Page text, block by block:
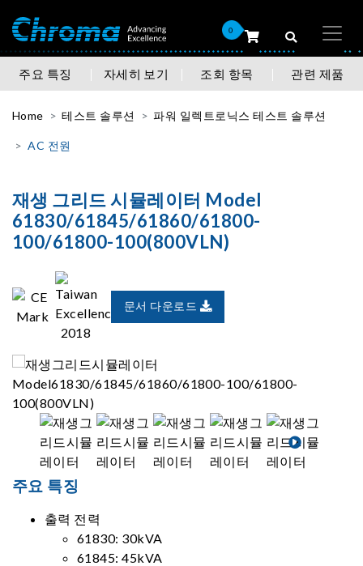
0
주요 특징 자세히 보기 조회 항목 관련 제품
Home 테스트 솔루션 파워 일렉트로닉스 테스트 솔루션
AC 전원
재생 그리드 시뮬레이터 Model
61830/61845/61860/61800-
100/61800-100(800VLN)
문서 다운로드
주요 특징
출력 전력
61830: 30kVA
61845: 45kVA